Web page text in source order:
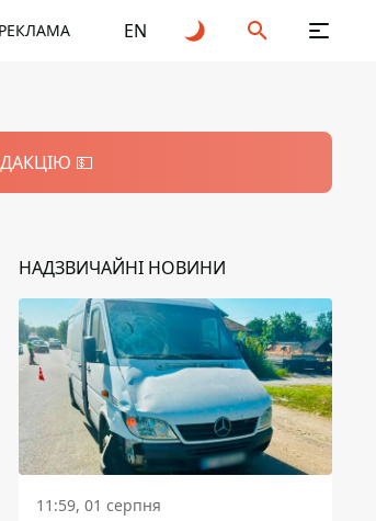
РЕКЛАМА EN
💵
НАДЗВИЧАЙНІ НОВИНИ
11:59, 01 серпня